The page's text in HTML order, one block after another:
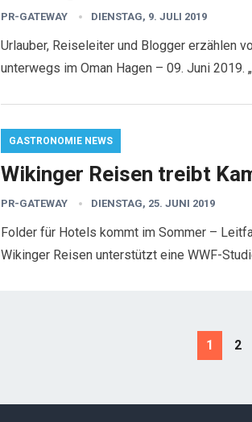
PR-GATEWAY DIENSTAG, 9. JULI 2019
Urlauber, Reiseleiter und Blogger erzählen
unterwegs im Oman Hagen – 09. Juni 2019.
GASTRONOMIE NEWS
Wikinger Reisen treibt
PR-GATEWAY DIENSTAG, 25. JUNI 2019
Folder für Hotels kommt im Sommer –
Wikinger Reisen unterstützt eine WWF-
1 2